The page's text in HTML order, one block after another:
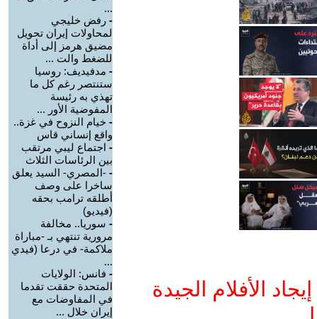
الأفلام الجيدة
...
- رفض خليجي
لمحاولات إيران تحويل
مضيق هرمز إلى أداة
للضغط والت ...
- مدفيديف: روسيا
ستنتصر رغم كل ما
تهذي به رئيسة
المفوضية الأور ...
- خيام النزوح في غزة..
واقع إنساني قاس
- اجتماع ليبي مرتقب
بين الرئاسات الثلاث
- -المصري- السيد يعلق
ساخرا على وصف
أطلقه ترامب بحقه
(فيديو)
- سوريا.. مخالفة
مرورية تنتهي بـ -مباراة
ملاكمة- في درعا (فيدي
...
- فانس: الولايات
المتحدة حققت تقدما
في المفاوضات مع
إيران خلال ...